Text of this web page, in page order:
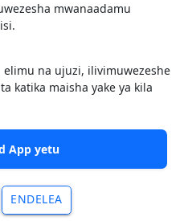
mwanaadamu
na ujuzi, ilivimuwezeshe
katika maisha yake ya kila
App yetu
ENDELEA